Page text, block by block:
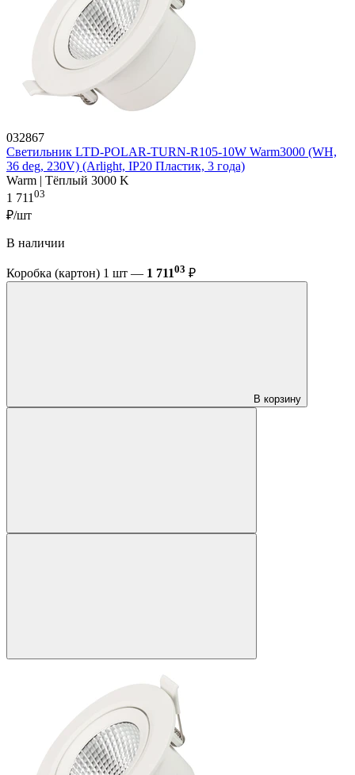
032867
Светильник LTD-POLAR-TURN-R105-10W Warm3000 (WH,
36 deg, 230V) (Arlight, IP20 Пластик, 3 года)
Warm | Тёплый 3000 K
1 71103
₽/шт
В наличии
Коробка (картон) 1 шт — 1 71103 ₽
В корзину